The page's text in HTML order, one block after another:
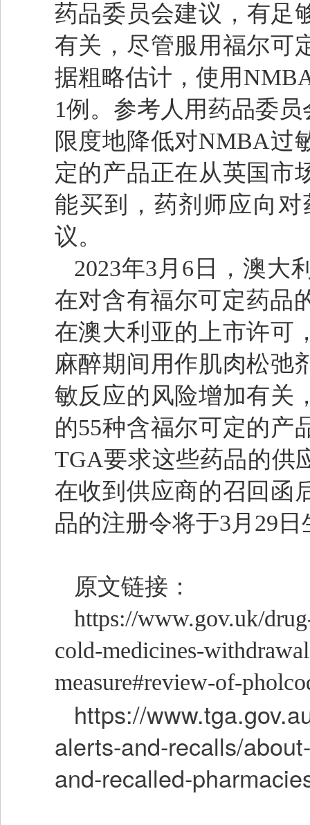
药品委员会建议，有足
有关，尽管服用福尔可
据粗略估计，使用
1例。参考人用药品委
限度地降低对NMBA过
定的产品正在从英国市
能买到，药剂师应向
议。
2023年3月6日，澳大
在对含有福尔可定药品
在澳大利亚的上市许可
麻醉期间用作肌肉松弛
敏反应的风险增加有关
的55种含福尔可定的产
TGA要求这些药品的供
在收到供应商的召回函
品的注册令将于3月29日
原文链接：
https://www.gov.uk/
cold-medicines-
measure#review-of-
https://
alerts-and-recalls/
and-recalled-